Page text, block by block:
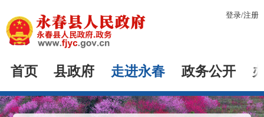
登录/注册
首页 县政府 走进永春 政务公开